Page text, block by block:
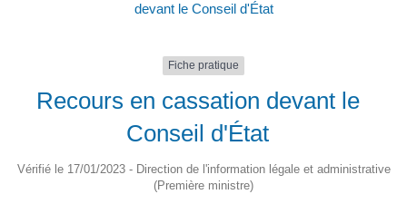
devant le Conseil d'État
Fiche pratique
Recours en cassation devant le
Conseil d'État
Vérifié le 17/01/2023 - Direction de l'information légale et administrative
(Première ministre)